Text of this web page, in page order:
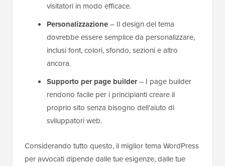
visitatori in modo efficace.
Personalizzazione– Il design del tema
dovrebbe essere semplice da personalizzare,
inclusi font, colori, sfondo, sezioni e altro
ancora.
Supporto per page builder– I page builder
rendono facile per i principianti creare il
proprio sito senza bisogno dell'aiuto di
sviluppatori web.
Considerando tutto questo, il miglior tema WordPress
per avvocati dipende dalle tue esigenze, dalle tue